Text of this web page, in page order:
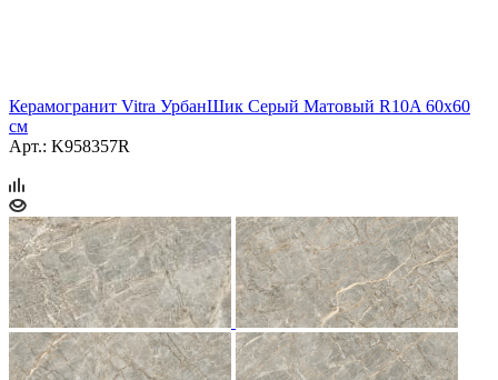
Керамогранит Vitra УрбанШик Серый Матовый R10A 60x60
см
Арт.: K958357R